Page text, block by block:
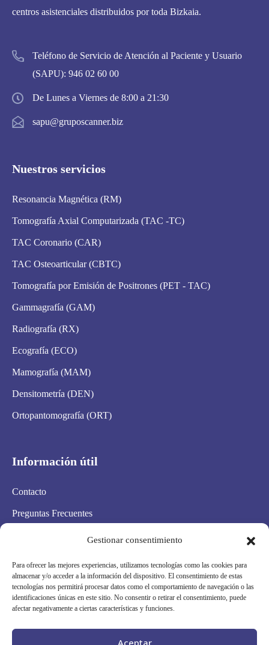
Gestionar consentimiento
Para ofrecer las mejores experiencias, utilizamos tecnologías como las cookies para
almacenar y/o acceder a la información del dispositivo. El consentimiento de estas
tecnologías nos permitirá procesar datos como el comportamiento de navegación o las
identificaciones únicas en este sitio. No consentir o retirar el consentimiento, puede
afectar negativamente a ciertas características y funciones.
Aceptar
centros asistenciales distribuidos por toda Bizkaia.
Teléfono de Servicio de Atención al Paciente y Usuario
(SAPU): 946 02 60 00
De Lunes a Viernes de 8:00 a 21:30
sapu@gruposcanner.biz
Nuestros servicios
Resonancia Magnética (RM)
Tomografía Axial Computarizada (TAC -TC)
TAC Coronario (CAR)
TAC Osteoarticular (CBTC)
Tomografía por Emisión de Positrones (PET - TAC)
Gammagrafía (GAM)
Radiografía (RX)
Ecografía (ECO)
Mamografía (MAM)
Densitometría (DEN)
Ortopantomografía (ORT)
Información útil
Contacto
Preguntas Frecuentes
Política de cookies
Condiciones Generales